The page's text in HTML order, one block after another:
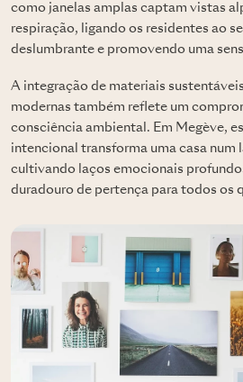
como janelas amplas captam vistas
respiração, ligando os residentes ao
deslumbrante e promovendo uma
A integração de materiais
modernas também reflete um
consciência ambiental. Em Megève,
intencional transforma uma casa num
cultivando laços emocionais
duradouro de pertença para todos os